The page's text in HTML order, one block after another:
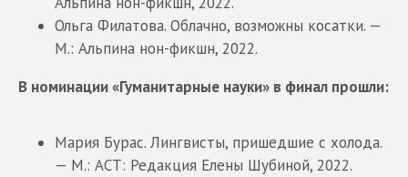
Ольга Филатова. Облачно, возможны косатки. —
М.: Альпина нон-фикшн, 2022.
В номинации «Гуманитарные науки» в финал прошли:
Мария Бурас. Лингвисты, пришедшие с холода.
— М.: АСТ: Редакция Елены Шубиной, 2022.